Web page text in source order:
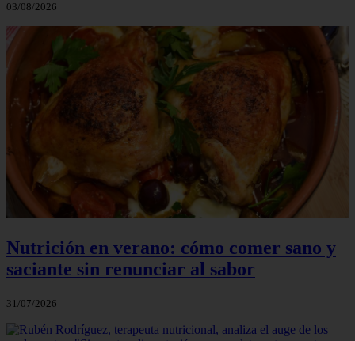
03/08/2026
Nutrición en verano: cómo comer sano y
saciante sin renunciar al sabor
31/07/2026